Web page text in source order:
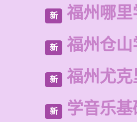
新 福州哪
新 福州仓
新 福州尤
新 学音乐